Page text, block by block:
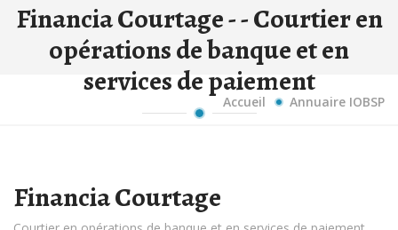
Financia Courtage - - Courtier en
opérations de banque et en
services de paiement
Accueil Annuaire IOBSP
Financia Courtage